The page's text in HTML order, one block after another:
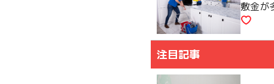
敷金が
注目記事